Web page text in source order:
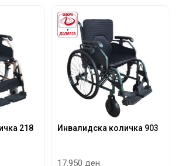
218 Инвалидска количка 903
17.950 ден.